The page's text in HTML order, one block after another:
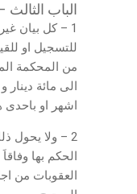
الباب الثالث
1 – كل بيان
للتسجيل او
من المحكمة
الى مائة
اشهر او باحدى
2 – ولا يحول
الحكم بها
العقوبات من